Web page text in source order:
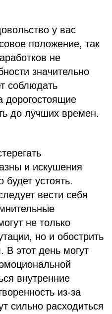
у вас
положение, так
не
значительно
соблюдать
дорогостоящие
до лучших времен.
и искушения
будет устоять.
вести себя
не только
но и обострить
В этот день могут
внутренние
из-за
сильно расходиться